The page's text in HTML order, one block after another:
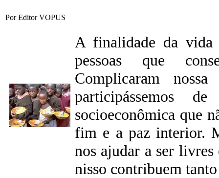
Por Editor VOPUS
A finalidade da
pessoas que
Complicaram
participássemos
socioeconômica que
fim e a paz interior.
nos ajudar a ser livres
nisso contribuem